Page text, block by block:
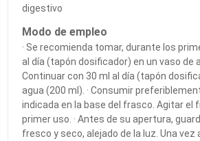
digestivo
Modo de empleo
· Se recomienda tomar, durante los
al día (tapón dosificador) en un vaso de
Continuar con 30 ml al día (tapón
agua (200 ml). · Consumir
indicada en la base del frasco. Agitar el
primer uso. · Antes de su apertura,
fresco y seco, alejado de la luz. Una vez